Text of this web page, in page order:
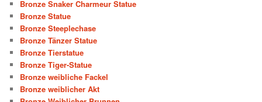
Bronze Snaker Charmeur Statue
Bronze Statue
Bronze Steeplechase
Bronze Tänzer Statue
Bronze Tierstatue
Bronze Tiger-Statue
Bronze weibliche Fackel
Bronze weiblicher Akt